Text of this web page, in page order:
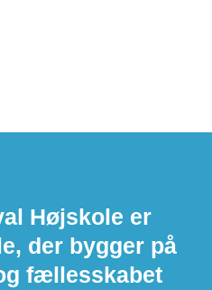
Højskole er
der bygger på
fællesskabet